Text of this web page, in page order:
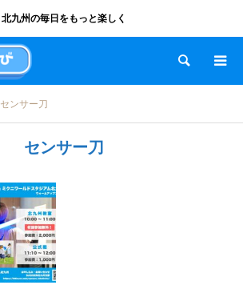
北九州の毎日をもっと楽しく
検索
センサー刀
センサー刀